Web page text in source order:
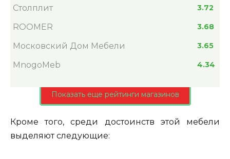
Столплит 3.72
ROOMER 3.68
Московский Дом Мебели 3.65
MnogoMeb 4.34
Показать еще рейтинги магазинов
Кроме того, среди достоинств этой мебели
выделяют следующие: